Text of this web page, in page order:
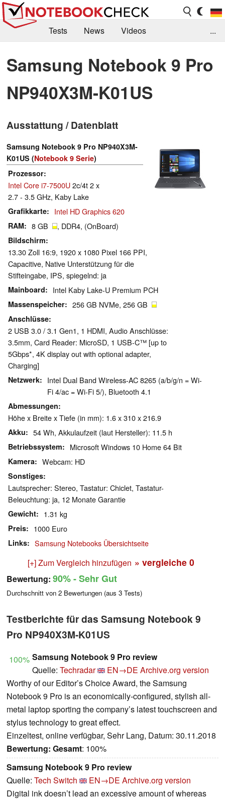
Tests News
Videos
Kaufberatung
Deals Suche
Jobs
Forum
...
Samsung Notebook 9 Pro
NP940X3M-K01US
Ausstattung / Datenblatt
Samsung Notebook 9 Pro NP940X3M-
K01US (Notebook 9 Serie)
Prozessor
Intel Core i7-7500U2c/4t 2 x
2.7 - 3.5 GHz, Kaby Lake
Grafikkarte Intel HD Graphics 620
RAM 8 GB , DDR4, (OnBoard)
Bildschirm
13.30 Zoll 16:9, 1920 x 1080 Pixel 166 PPI,
Capacitive, Native Unterstützung für die
Stifteingabe, IPS, spiegelnd: ja
Mainboard Intel Kaby Lake-U Premium PCH
Massenspeicher 256 GB NVMe, 256 GB
Anschlüsse
2 USB 3.0 / 3.1 Gen1, 1 HDMI, Audio Anschlüsse:
3.5mm, Card Reader: MicroSD, 1 USB-C™ [up to
5Gbps*, 4K display out with optional adapter,
Charging]
Netzwerk
Intel Dual Band Wireless-AC 8265 (a/b/g/n = Wi-
Fi 4/ac = Wi-Fi 5/), Bluetooth 4.1
Abmessungen
Höhe x Breite x Tiefe (in mm): 1.6 x 310 x 216.9
Akku 54 Wh, Akkulaufzeit (laut Hersteller): 11.5 h
Betriebssystem Microsoft Windows 10 Home 64 Bit
Kamera Webcam: HD
Sonstiges
Lautsprecher: Stereo, Tastatur: Chiclet, Tastatur-
Beleuchtung: ja, 12 Monate Garantie
Gewicht 1.31 kg
Preis 1000 Euro
Links Samsung Notebooks Übersichtseite
[+] Zum Vergleich hinzufügen » vergleiche 0
Bewertung: 90%- Sehr Gut
Durchschnitt von 2 Bewertungen (aus 3 Tests)
Testberichte für das Samsung Notebook 9
Pro NP940X3M-K01US
100% Samsung Notebook 9 Pro review
Quelle: Techradar EN→DE Archive.org version
Worthy of our Editor’s Choice Award, the Samsung
Notebook 9 Pro is an economically-configured, stylish all-
metal laptop sporting the company’s latest touchscreen and
stylus technology to great effect.
Einzeltest, online verfügbar, Sehr Lang, Datum: 30.11.2018
Bewertung: Gesamt: 100%
Samsung Notebook 9 Pro review
Quelle: Tech Switch EN→DE Archive.org version
Digital ink doesn’t lead an excessive amount of whereas